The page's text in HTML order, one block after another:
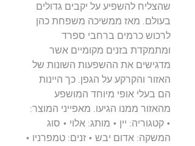
שהצליח להשפיע על יקבים גדולים
בעולם. מאז ממשיכה משפחת כהן
לרכוש כרמים ברחבי ספרד
ומתמקדת בזנים מקומיים אשר
מדגישים את ההשפעות השונות של
האזור והקרקע על הגפן. כך היינות
הם בעלי אופי מיוחד המושפע
מהאזור ממנו הגיעו. מאפייני המוצר:
• קטגוריה: יין • מותג: אלוי • סוג
המשקה: אדום יבש • זנים: טמפרניו •